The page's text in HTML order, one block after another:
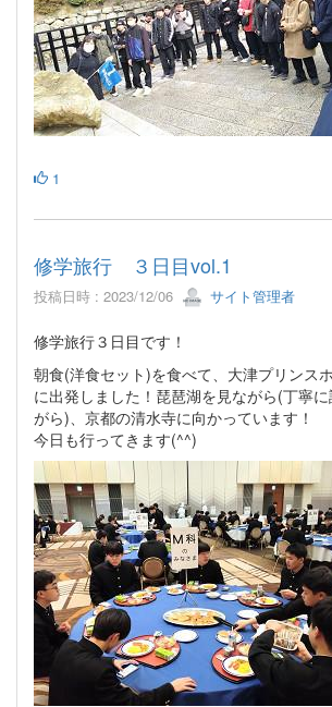
1
修学旅行 ３日目vol.1
投稿日時 : 2023/12/06 サイト管理者
修学旅行３日目です！
朝食(洋食セット)を食べて、大津プリンス
に出発しました！琵琶湖を見ながら(丁寧
がら)、京都の清水寺に向かっています！
今日も行ってきます(^⁠^⁠)